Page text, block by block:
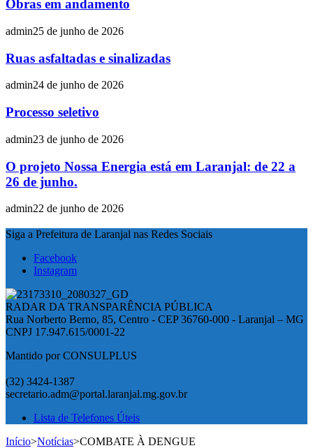
Obras em andamento
admin25 de junho de 2026
Ruas asfaltadas e sinalizadas
admin24 de junho de 2026
Processo seletivo
admin23 de junho de 2026
O projeto Nossa Energia está em Laranjal: de 22 a
26 de junho.
admin22 de junho de 2026
Siga a Prefeitura de Laranjal nas Redes Sociais
Facebook
Instagram
RADAR DA TRANSPARÊNCIA PÚBLICA
Rua Norberto Berno, 85, Centro - CEP 36760-000 - Laranjal – MG
CNPJ 17.947.615/0001-22
Mantido por CONSULPLUS
(32) 3424-1387
secretario.adm@portal.laranjal.mg.gov.br
Lista de Telefones Úteis
Início>Notícias>COMBATE À DENGUE